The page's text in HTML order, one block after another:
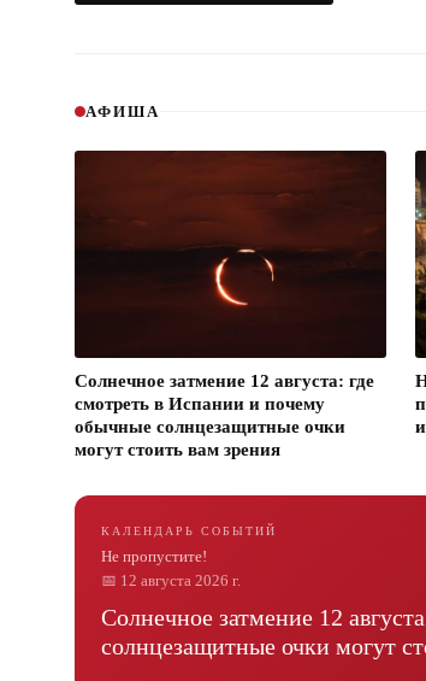
АФИША
Солнечное затмение 12 августа: где
смотреть в Испании и почему
обычные солнцезащитные очки
могут стоить вам зрения
КАЛЕНДАРЬ СОБЫТИЙ
Не пропустите!
📅 12 августа 2026 г.
Солнечное затмение 12
солнцезащитные очки могут